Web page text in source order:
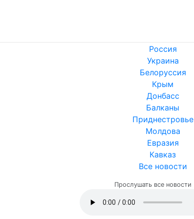
Россия
Украина
Белоруссия
Крым
Донбасс
Балканы
Приднестровье
Молдова
Евразия
Кавказ
Все новости
Прослушать все новости